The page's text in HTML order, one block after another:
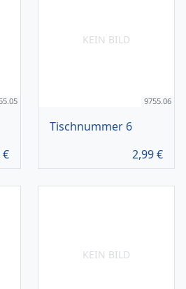
€
KEIN BILD
9755.06
Tischnummer 6
2,99€
KEIN BILD